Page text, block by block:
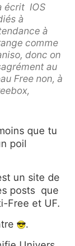
écrit IOS
à
à
comme
donc on
au
Free non, à
que tu
poil
un site de
posts que
Free et UF.
.